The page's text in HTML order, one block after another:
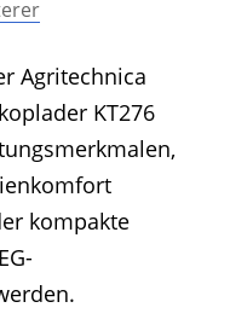
Agritechnica
KT276
kompakte